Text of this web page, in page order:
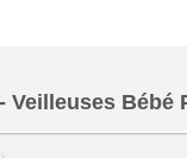
Veilleuses Bébé